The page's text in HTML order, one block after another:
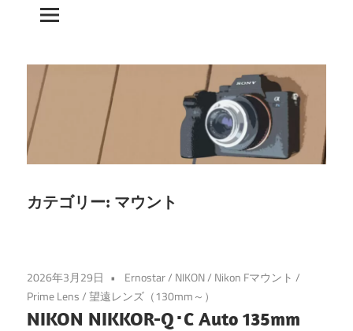
カテゴリー: マウント
2026年3月29日 Ernostar/ NIKON/ Nikon Fマウント /
Prime Lens/望遠レンズ（130mm～）
NIKON NIKKOR-Q･C Auto 135mm